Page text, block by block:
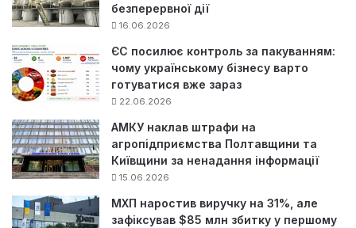
безперервної дії
16.06.2026
ЄС посилює контроль за пакуванням:
чому українському бізнесу варто
готуватися вже зараз
22.06.2026
АМКУ наклав штрафи на
агропідприємства Полтавщини та
Київщини за ненадання інформації
15.06.2026
МХП наростив виручку на 31%, але
зафіксував $85 млн збитку у першому